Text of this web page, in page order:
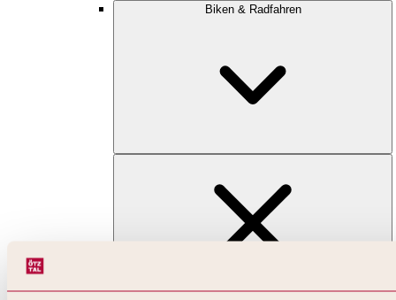
Biken & Radfahren